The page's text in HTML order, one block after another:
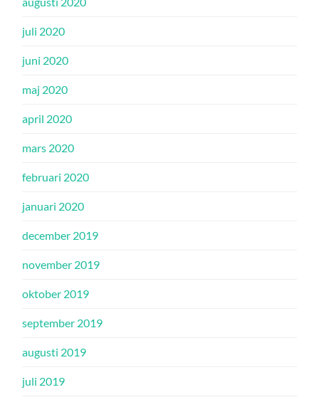
juli 2020
juni 2020
maj 2020
april 2020
mars 2020
februari 2020
januari 2020
december 2019
november 2019
oktober 2019
september 2019
augusti 2019
juli 2019